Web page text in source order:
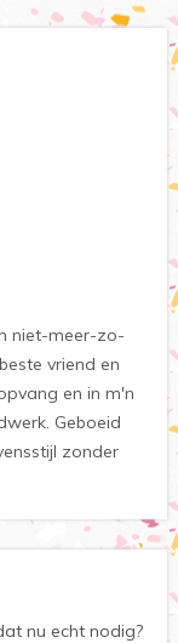
niet-meer-zo-
vriend en
en in m'n
Geboeid
zonder
nu echt nodig?